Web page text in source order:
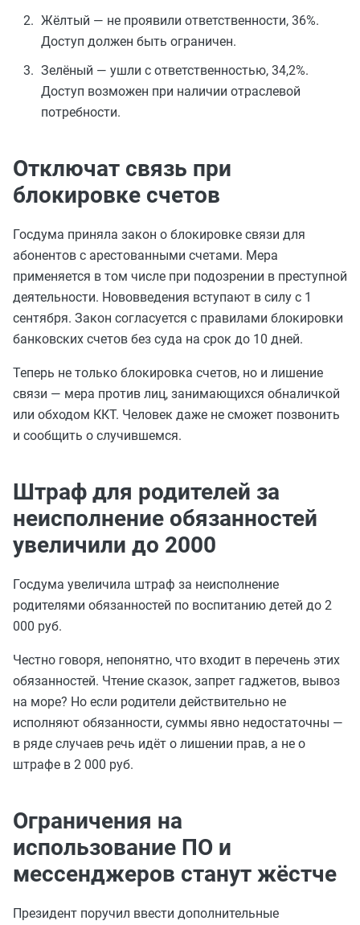
Жёлтый — не проявили ответственности, 36%.
Доступ должен быть ограничен.
Зелёный — ушли с ответственностью, 34,2%.
Доступ возможен при наличии отраслевой
потребности.
Отключат связь при
блокировке счетов
Госдума приняла закон о блокировке связи для
абонентов с арестованными счетами. Мера
применяется в том числе при подозрении в преступной
деятельности. Нововведения вступают в силу с 1
сентября. Закон согласуется с правилами блокировки
банковских счетов без суда на срок до 10 дней.
Теперь не только блокировка счетов, но и лишение
связи — мера против лиц, занимающихся обналичкой
или обходом ККТ. Человек даже не сможет позвонить
и сообщить о случившемся.
Штраф для родителей за
неисполнение обязанностей
увеличили до 2000
Госдума увеличила штраф за неисполнение
родителями обязанностей по воспитанию детей до 2
000 руб.
Честно говоря, непонятно, что входит в перечень этих
обязанностей. Чтение сказок, запрет гаджетов, вывоз
на море? Но если родители действительно не
исполняют обязанности, суммы явно недостаточны —
в ряде случаев речь идёт о лишении прав, а не о
штрафе в 2 000 руб.
Ограничения на
использование ПО и
мессенджеров станут жёстче
Президент поручил ввести дополнительные